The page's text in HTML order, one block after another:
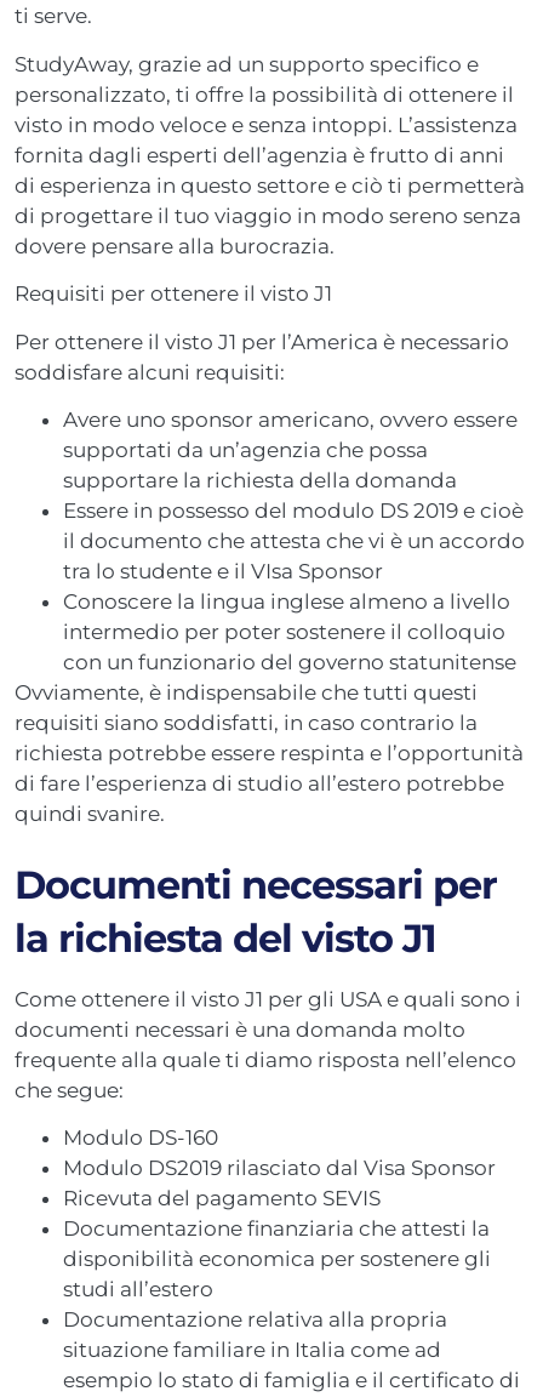
ti serve.
StudyAway, grazie ad un supporto specifico e
personalizzato, ti offre la possibilità di ottenere il
visto in modo veloce e senza intoppi. L’assistenza
fornita dagli esperti dell’agenzia è frutto di anni
di esperienza in questo settore e ciò ti permetterà
di progettare il tuo viaggio in modo sereno senza
dovere pensare alla burocrazia.
Requisiti per ottenere il visto J1
Per ottenere il visto J1 per l’America è necessario
soddisfare alcuni requisiti:
Avere uno sponsor americano, ovvero essere
supportati da un’agenzia che possa
supportare la richiesta della domanda
Essere in possesso del modulo DS 2019 e cioè
il documento che attesta che vi è un accordo
tra lo studente e il VIsa Sponsor
Conoscere la lingua inglese almeno a livello
intermedio per poter sostenere il colloquio
con un funzionario del governo statunitense
Ovviamente, è indispensabile che tutti questi
requisiti siano soddisfatti, in caso contrario la
richiesta potrebbe essere respinta e l’opportunità
di fare l’esperienza di studio all’estero potrebbe
quindi svanire.
Documenti necessari per
la richiesta del visto J1
Come ottenere il visto J1 per gli USA e quali sono i
documenti necessari è una domanda molto
frequente alla quale ti diamo risposta nell’elenco
che segue:
Modulo DS-160
Modulo DS2019 rilasciato dal Visa Sponsor
Ricevuta del pagamento SEVIS
Documentazione finanziaria che attesti la
disponibilità economica per sostenere gli
studi all’estero
Documentazione relativa alla propria
situazione familiare in Italia come ad
esempio lo stato di famiglia e il certificato di